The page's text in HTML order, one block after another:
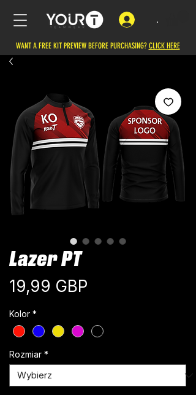
.
WANT A FREE KIT PREVIEW BEFORE PURCHASING? CLICK HERE
Lazer PT
19,99 GBP
Kolor *
Rozmiar *